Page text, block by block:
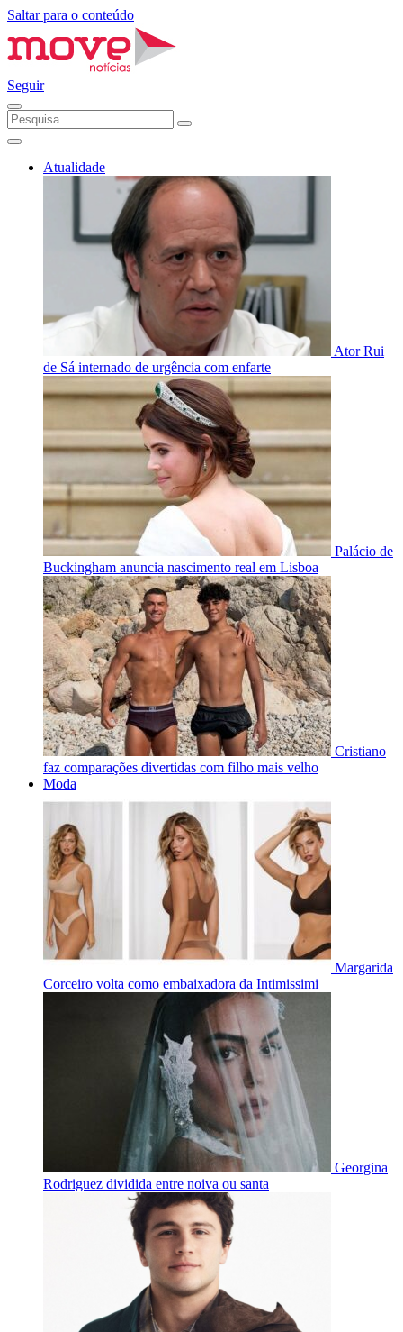
Saltar para o conteúdo
Seguir
Atualidade
Ator Rui
de Sá internado de urgência com enfarte
Palácio de
Buckingham anuncia nascimento real em Lisboa
Cristiano
faz comparações divertidas com filho mais velho
Moda
Margarida
Corceiro volta como embaixadora da Intimissimi
Georgina
Rodriguez dividida entre noiva ou santa